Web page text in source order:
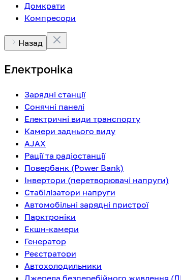
Домкрати
Компресори
Назад
Електроніка
Зарядні станції
Сонячні панелі
Електричні види транспорту
Камери заднього виду
AJAX
Рації та радіостанції
Повербанк (Power Bank)
Інвертори (перетворювачі напруги)
Стабілізатори напруги
Автомобільні зарядні пристрої
Парктроніки
Екшн-камери
Генератор
Реєстратори
Автохолодильники
Джерела безперебійного живлення